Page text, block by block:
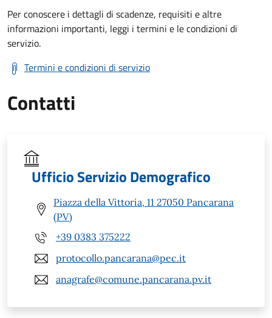
Per conoscere i dettagli di scadenze, requisiti e altre
informazioni importanti, leggi i termini e le condizioni di
servizio.
Termini e condizioni di servizio
Contatti
Ufficio Servizio Demografico
Piazza della Vittoria, 11 27050 Pancarana
(PV)
+39 0383 375222
protocollo.pancarana@pec.it
anagrafe@comune.pancarana.pv.it